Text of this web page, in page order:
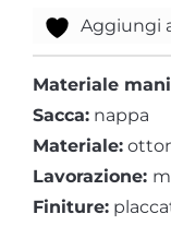
Aggiungi
Materiale
Sacca: nappa
Materiale:
Lavorazione:
Finiture: